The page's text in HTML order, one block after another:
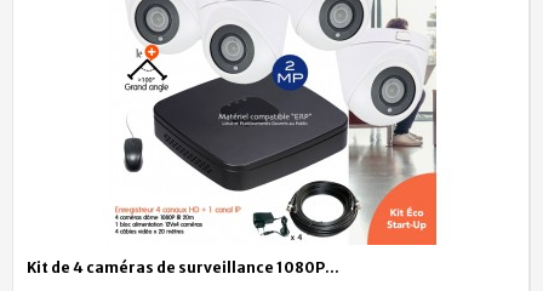
Kit de 4 caméras de surveillance 1080P...